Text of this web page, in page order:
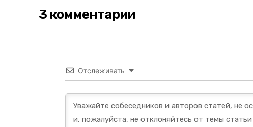
3 комментарии
Отслеживать